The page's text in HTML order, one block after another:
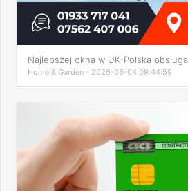
Najlepszej okna w UK-Polska obsługa
Home & Garden - 2026-08-04 09:44:59